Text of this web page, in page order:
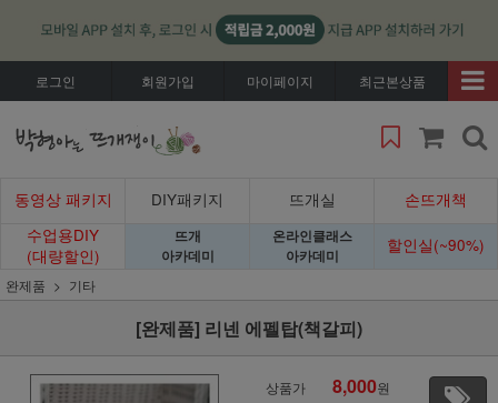
로그인 회원가입 마이페이지 최근본상품
동영상 패키지 DIY패키지 뜨개실
손뜨개책
수업용DIY
(대량할인)
뜨개
아카데미
온라인클래스
아카데미
할인실(~90%)
완제품 기타
[완제품] 리넨 에펠탑(책갈피)
상품가 8,000원